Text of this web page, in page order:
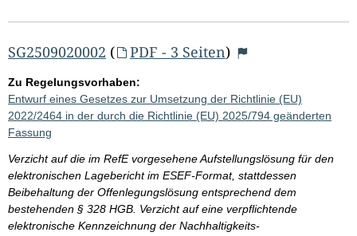
SG2509020002 ( PDF - 3 Seiten)
Zu Regelungsvorhaben:
Entwurf eines Gesetzes zur Umsetzung der Richtlinie (EU)
2022/2464 in der durch die Richtlinie (EU) 2025/794 geänderten
Fassung
Verzicht auf die im RefE vorgesehene Aufstellungslösung für den
elektronischen Lagebericht im ESEF-Format, stattdessen
Beibehaltung der Offenlegungslösung entsprechend dem
bestehenden § 328 HGB. Verzicht auf eine verpflichtende
elektronische Kennzeichnung der Nachhaltigkeits-